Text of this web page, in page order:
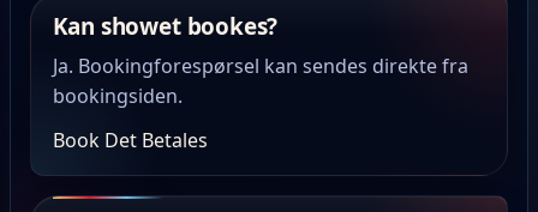
Kan showet bookes?
Ja. Bookingforespørsel kan sendes direkte fra
bookingsiden.
Book Det Betales